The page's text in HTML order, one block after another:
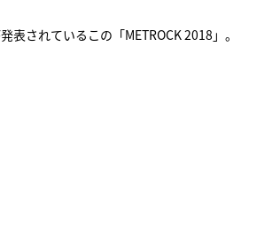
されているこの「METROCK 2018」。